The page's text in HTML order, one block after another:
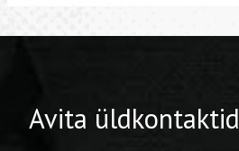
Avita üldkontaktid